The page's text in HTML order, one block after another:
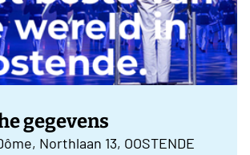
gegevens
Northlaan 13, OOSTENDE